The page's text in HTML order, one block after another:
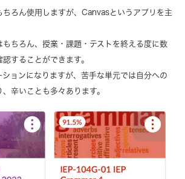
ちろん使用しますが、Canvasというアプリを主
もちろん、授業・課題・テストを終える度に数
することができます。
ションになりますが、苦手な単元では自分への
辛いことも多々あります。